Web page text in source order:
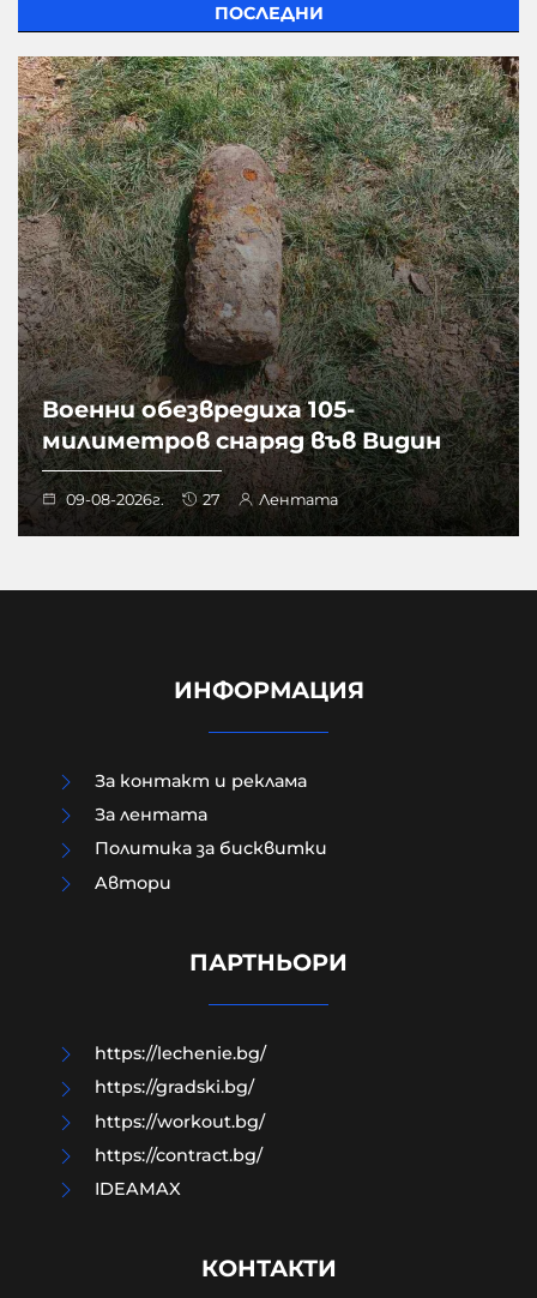
ПОСЛЕДНИ
Военни обезвредиха 105-
милиметров снаряд във Видин
09-08-2026г. 27 Лентата
етикетите само в евро
ИНФОРМАЦИЯ
За контакт и реклама
За лентата
Политика за бисквитки
Aвтори
ПАРТНЬОРИ
https://lechenie.bg/
https://gradski.bg/
https://workout.bg/
https://contract.bg/
IDEAMAX
КОНТАКТИ